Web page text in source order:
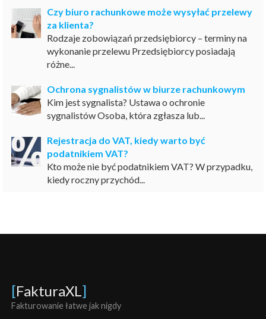
Czy biuro rachunkowe może wysyłać przelewy
za klienta?
Rodzaje zobowiązań przedsiębiorcy – terminy na
wykonanie przelewu Przedsiębiorcy posiadają
różne...
Ochrona sygnalistów w biurze rachunkowym
Kim jest sygnalista? Ustawa o ochronie
sygnalistów Osoba, która zgłasza lub...
Rejestracja do VAT, kiedy warto być
podatnikiem VAT?
Kto może nie być podatnikiem VAT? W przypadku,
kiedy roczny przychód...
[FakturaXL]
Fakturowanie łatwe jak nigdy